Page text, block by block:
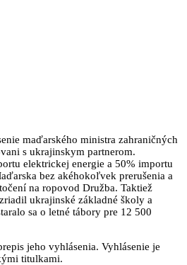
maďarského ministra zahraničných
s ukrajinskym partnerom.
elektrickej energie a 50% importu
bez akéhokoľvek prerušenia a
na ropovod Družba. Taktiež
ukrajinské základné školy a
sa o letné tábory pre 12 500
jeho vyhlásenia. Vyhlásenie je
titulkami.